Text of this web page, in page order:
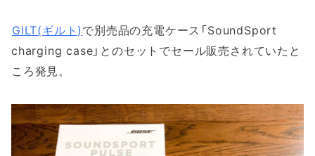
GILT(ギルト) で別売品の充電ケース「SoundSport
charging case」とのセットでセール販売されていたと
ころ発見。